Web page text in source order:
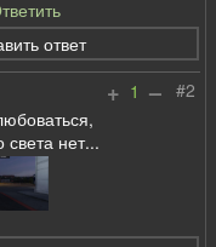
ответ
#2
+ 1 –
света нет...